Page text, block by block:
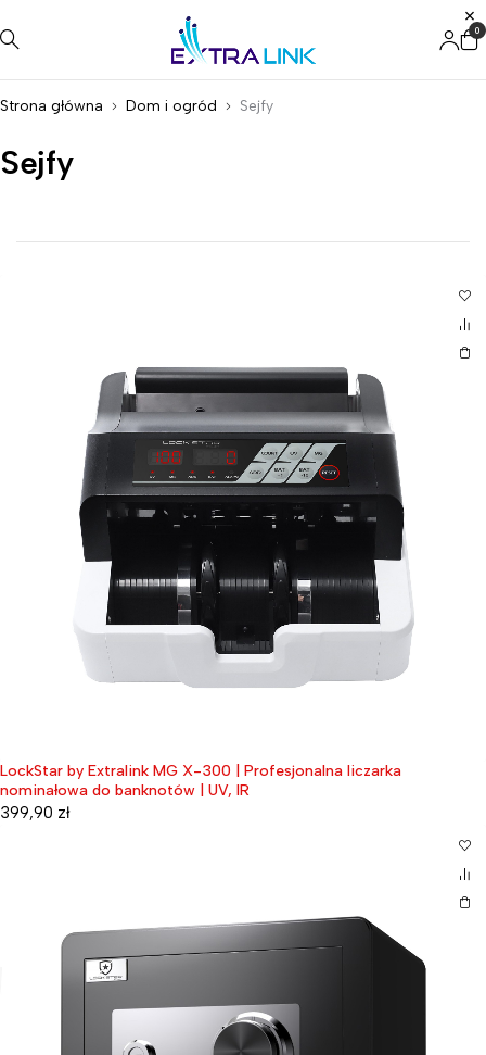
0
Strona główna Dom i ogród Sejfy
Sejfy
LockStar by Extralink MG X-300 | Profesjonalna liczarka
nominałowa do banknotów | UV, IR
399,90 zł